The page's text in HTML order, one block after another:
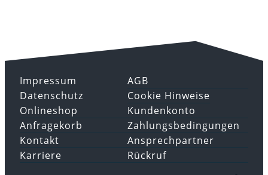
Impressum
Datenschutz
AGB
Cookie Hinweise
Onlineshop
Anfragekorb
Kundenkonto
Zahlungsbedingungen
Kontakt
Karriere
Ansprechpartner
Rückruf